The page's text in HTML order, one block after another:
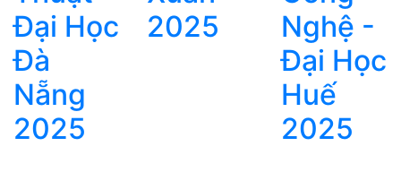
Đại Học
Đà
Nẵng
2025
2025
Nghệ -
Đại Học
Huế
2025